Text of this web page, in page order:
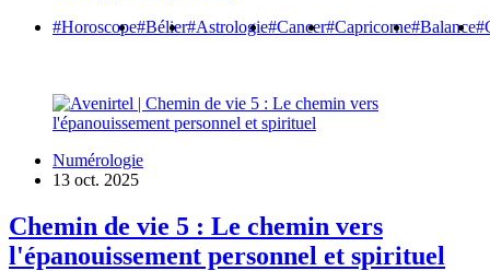
#Horoscope#Bélier#Astrologie#Cancer#Capricorne#Balance
Numérologie
13 oct. 2025
Chemin de vie 5 : Le chemin vers
l'épanouissement personnel et spirituel